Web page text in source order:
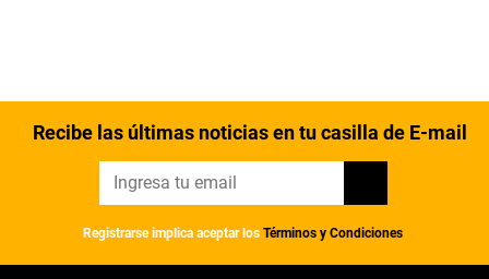
Recibe las últimas noticias en tu casilla de E-mail
Registrarse implica aceptar los Términos y Condiciones